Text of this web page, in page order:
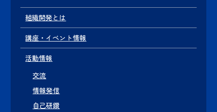
組織開発とは
講座・イベント情報
活動情報
交流
情報発信
自己研鑽